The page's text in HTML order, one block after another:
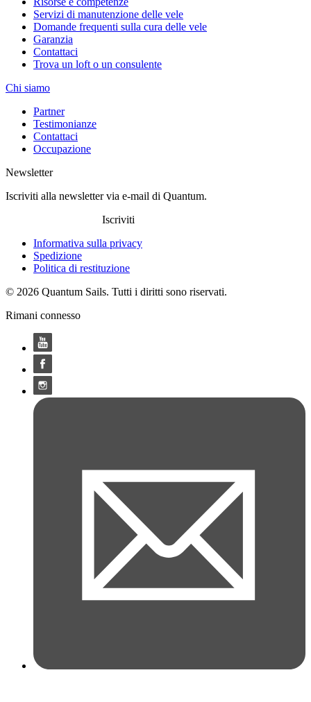
Servizi di manutenzione delle vele
Domande frequenti sulla cura delle vele
Garanzia
Contattaci
Trova un loft o un consulente
Chi siamo
Partner
Testimonianze
Contattaci
Occupazione
Newsletter
Iscriviti alla newsletter via e-mail di Quantum.
Iscriviti
Informativa sulla privacy
Spedizione
Politica di restituzione
© 2026 Quantum Sails. Tutti i diritti sono riservati.
Rimani connesso